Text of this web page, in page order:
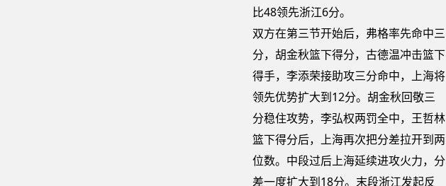
比48领先浙江6分。
双方在第三节开始后，弗格率先命中三
分，胡金秋篮下得分，古德温冲击篮下
得手，李添荣接助攻三分命中，上海将
领先优势扩大到12分。胡金秋回敬三
分稳住攻势，李弘权两罚全中，王哲林
篮下得分后，上海再次把分差拉开到两
位数。中段过后上海延续进攻火力，分
差一度扩大到18分。末段浙江发起反